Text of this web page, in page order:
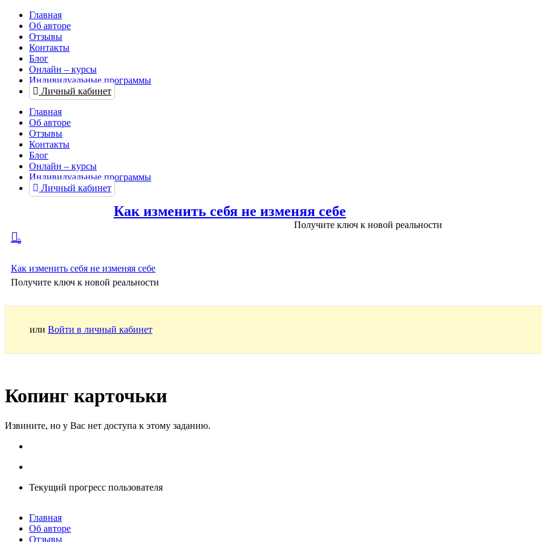
Главная
Об авторе
Отзывы
Контакты
Блог
Онлайн – курсы
Индивидуальные программы
Личный кабинет
Главная
Об авторе
Отзывы
Контакты
Блог
Онлайн – курсы
Индивидуальные программы
Личный кабинет
Как изменить себя не изменяя себе
Получите ключ к новой реальности
0
Как изменить себя не изменяя себе
Получите ключ к новой реальности
или Войти в личный кабинет
Копинг карточьки
Извините, но у Вас нет доступа к этому заданию.
Текущий прогресс пользователя
Главная
Об авторе
Отзывы